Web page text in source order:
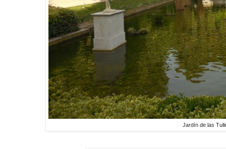
Jardín de las